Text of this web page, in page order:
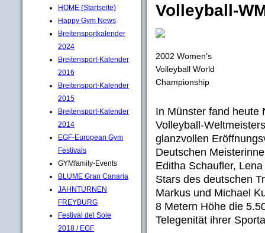
HOME (Startseite)
Happy Gym News
Breitensportkalender
2024
Breitensport-Kalender
2016
Breitensport-Kalender
2015
Breitensport-Kalender
2014
EGF-European Gym
Festivals
GYMfamily-Events
BLUME Gran Canaria
JAHNTURNEN
FREYBURG
Festival del Sole
2018 / EGF
Volleyball-
2002 Women’s
Volleyball World
Championship
In Münster fand heute
Volleyball-
glanzvollen
Deutschen
Editha Schaufler,
Stars des deutschen
Markus und Michael
8 Metern Höhe die
Telegenität ihrer